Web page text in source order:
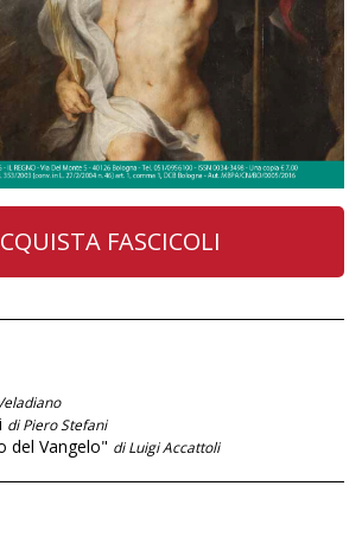
FASCICOLI
di Piero Stefani
del Vangelo" di Luigi Accattoli